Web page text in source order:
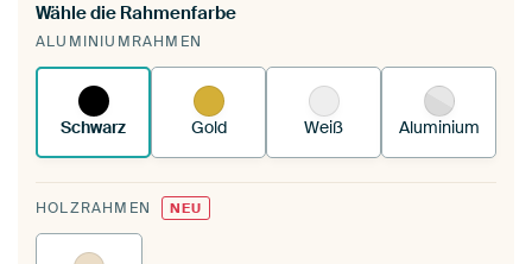
Du spannst einen wechselbaren Textiltuch in
deinen vorhandenen ArtFrame™.
funktioniert es.
Wähle die Rahmenfarbe
ALUMINIUMRAHMEN
Schwarz Gold Weiß Aluminium
HOLZRAHMEN NEU